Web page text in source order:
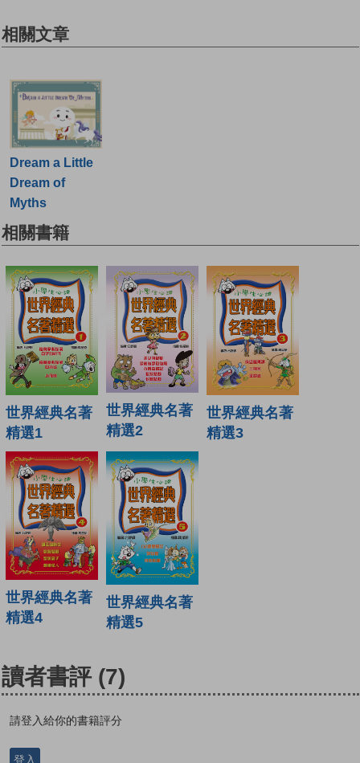
相關文章
Dream a Little
Dream of
Myths
相關書籍
世界經典名著
精選1
世界經典名著
精選2
世界經典名著
精選3
世界經典名著
精選4
世界經典名著
精選5
讀者書評 (7)
請登入給你的書籍評分
登入